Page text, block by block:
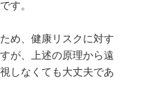
す。
め、健康リスクに対す
が、上述の原理から遠
しなくても大丈夫であ